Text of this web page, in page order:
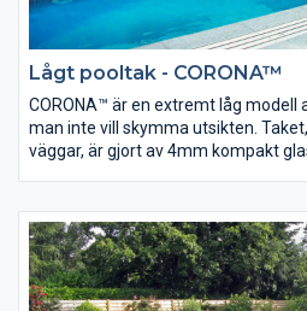
Lågt pooltak - CORONA™
CORONA™ är en extremt låg modell
man inte vill skymma utsikten.
väggar, är gjort av 4mm kompakt